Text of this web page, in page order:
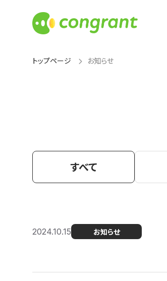
トップページ お知らせ
すべて
2024.10.15 お知らせ